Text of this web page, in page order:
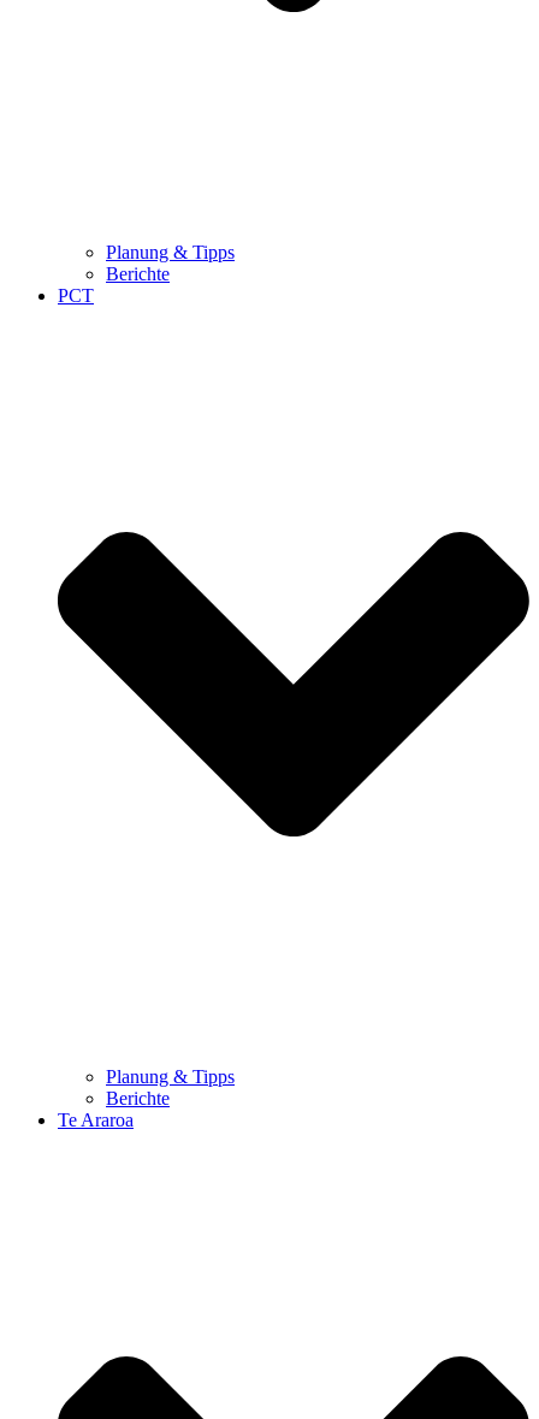
Planung & Tipps
Berichte
PCT
Planung & Tipps
Berichte
Te Araroa